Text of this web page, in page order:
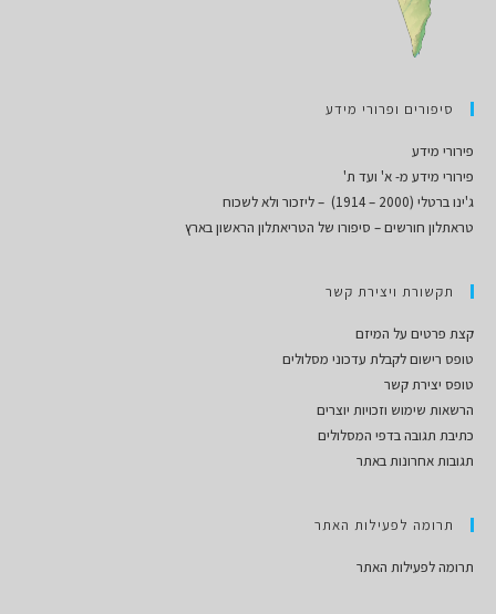
סיפורים ופרורי מידע
פירורי מידע
פירורי מידע מ- א' ועד ת'
ג'ינו ברטלי (2000 – 1914) – ליזכור ולא לשכוח
טראתלון חורשים – סיפורו של הטריאתלון הראשון בארץ
תקשורת ויצירת קשר
קצת פרטים על המיזם
טופס רישום לקבלת עדכוני מסלולים
טופס יצירת קשר
הרשאות שימוש וזכויות יוצרים
כתיבת תגובה בדפי המסלולים
תגובות אחרונות באתר
תרומה לפעילות האתר
תרומה לפעילות האתר